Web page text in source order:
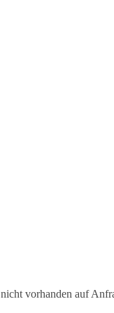
nicht vorhanden auf